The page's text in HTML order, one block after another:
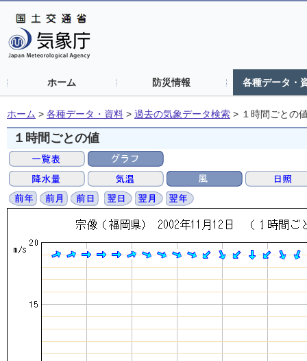
ホーム 防災情報 各種データ・
ホーム > 各種データ・資料 > 過去の気象データ検索 > １時間ごとの
１時間ごとの値